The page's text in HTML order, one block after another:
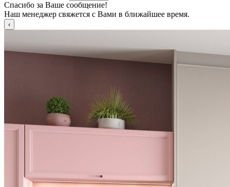
Спасибо за Ваше сообщение!
Наш менеджер свяжется с Вами в ближайшее время.